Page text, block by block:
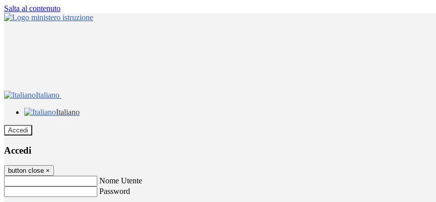
Salta al contenuto
Italiano
Italiano
Accedi
Accedi
button close ×
Nome Utente
Password